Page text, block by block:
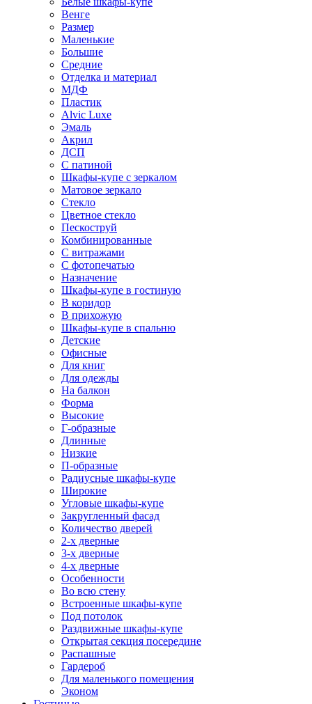
Венге
Размер
Маленькие
Большие
Средние
Отделка и материал
МДФ
Пластик
Alvic Luxe
Эмаль
Акрил
ДСП
С патиной
Шкафы-купе с зеркалом
Матовое зеркало
Стекло
Цветное стекло
Пескоструй
Комбинированные
С витражами
С фотопечатью
Назначение
Шкафы-купе в гостиную
В коридор
В прихожую
Шкафы-купе в спальню
Детские
Офисные
Для книг
Для одежды
На балкон
Форма
Высокие
Г-образные
Длинные
Низкие
П-образные
Радиусные шкафы-купе
Широкие
Угловые шкафы-купе
Закругленный фасад
Количество дверей
2-х дверные
3-х дверные
4-х дверные
Особенности
Во всю стену
Встроенные шкафы-купе
Под потолок
Раздвижные шкафы-купе
Открытая секция посередине
Распашные
Гардероб
Для маленького помещения
Эконом